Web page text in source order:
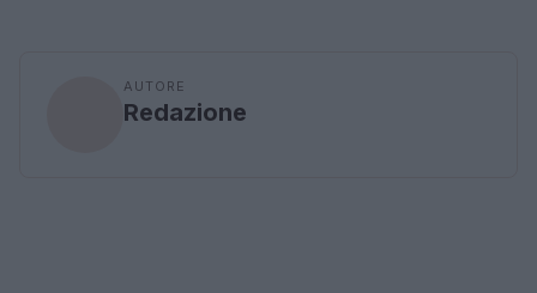
AUTORE
Redazione